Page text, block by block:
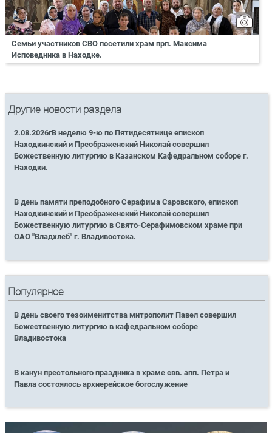
Семьи участников СВО посетили храм прп. Максима
Исповедника в Находке.
Другие новости раздела
2.08.2026гВ неделю 9-ю по Пятидесятнице епископ
Находкинский и Преображенский Николай совершил
Божественную литургию в Казанском Кафедральном соборе г.
Находки.
В день памяти преподобного Серафима Саровского, епископ
Находкинский и Преображенский Николай совершил
Божественную литургию в Свято-Серафимовском храме при
ОАО "Владхлеб" г. Владивостока.
Популярное
В день своего тезоименитства митрополит Павел совершил
Божественную литургию в кафедральном соборе
Владивостока
В канун престольного праздника в храме свв. апп. Петра и
Павла состоялось архиерейское богослужение